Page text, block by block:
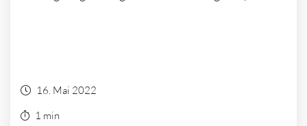
16. Mai 2022
1 min